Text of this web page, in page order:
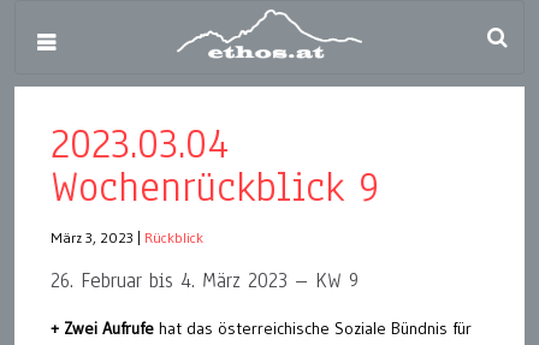
2023.03.04
Wochenrückblick 9
März 3, 2023 Rückblick
26. Februar bis 4. März 2023 – KW 9
+ Zwei Aufrufe hat das österreichische Soziale Bündnis für